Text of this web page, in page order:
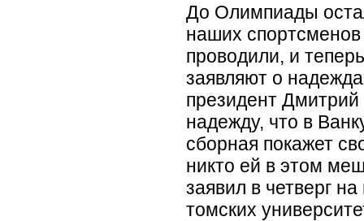
До Олимпиады
наших спортсменов
проводили, и
заявляют о
президент
надежду, что в
сборная покажет
никто ей в этом
заявил в четверг
томских